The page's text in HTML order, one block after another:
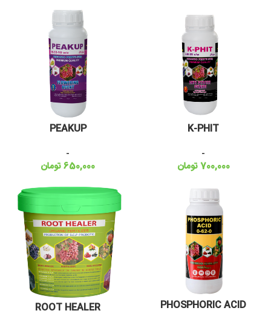
K-PHIT
-
700,000تومان
PEAKUP
-
650,000تومان
PHOSPHORIC ACID
ROOT HEALER